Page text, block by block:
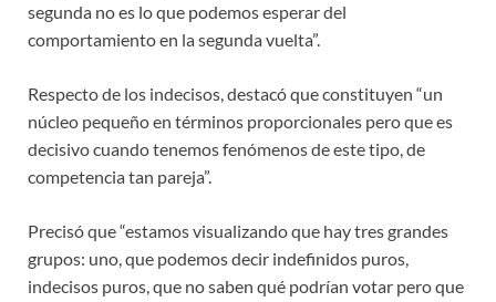
segunda no es lo que podemos esperar del
comportamiento en la segunda vuelta”.
Respecto de los indecisos, destacó que constituyen “un
núcleo pequeño en términos proporcionales pero que es
decisivo cuando tenemos fenómenos de este tipo, de
competencia tan pareja”.
Precisó que “estamos visualizando que hay tres grandes
grupos: uno, que podemos decir indefinidos puros,
indecisos puros, que no saben qué podrían votar pero que